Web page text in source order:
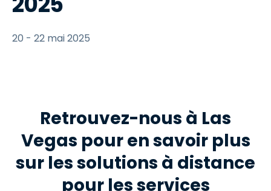
20 - 22 mai 2025
Retrouvez-nous à Las
Vegas pour en savoir plus
sur les solutions à distance
pour les services